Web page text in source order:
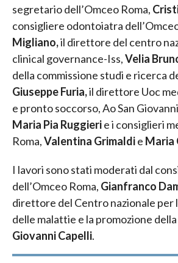
segretario dell’Omceo Roma,
consigliere odontoiatra
Migliano,il direttore del centro
clinical governance-Iss,Velia
della commissione studi e ricerca
Giuseppe Furia,il direttore Uoc
e pronto soccorso, Ao San
Maria Pia Ruggierie i consiglieri
Roma,Valentina Grimaldie Maria
I lavori sono stati moderati dal
dell’Omceo Roma, Gianfranco
direttore del Centro nazionale per
delle malattie e la promozione
Giovanni Capelli.